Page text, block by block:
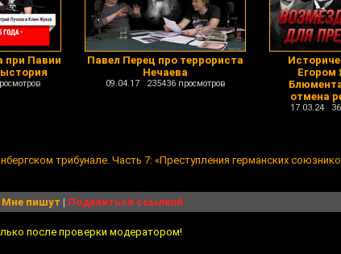
при Павии
Павел Перец про террориста
Нечаева
09.04.17 235436 просмотров
Егором
отмена
17.03.24
трибунале. Часть 7: «Преступления германских
Мне пишут | Поделиться ссылкой
после проверки модератором!